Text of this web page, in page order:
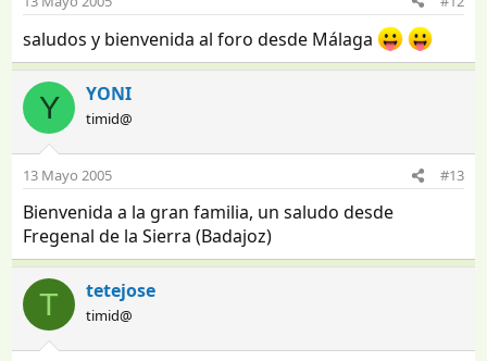
saludos y bienvenida al foro desde Málaga
Y YONI
timid@
13 Mayo 2005 #13
Bienvenida a la gran familia, un saludo desde
Fregenal de la Sierra (Badajoz)
T tetejose
timid@